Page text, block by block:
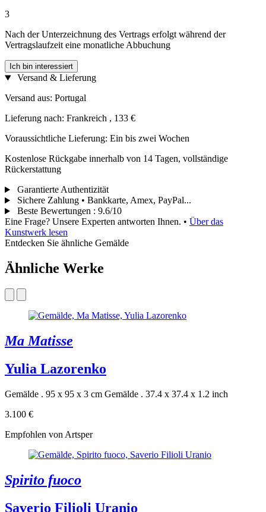
3
Nach der Unterzeichnung des Vertrags erfolgt während der
Vertragslaufzeit eine monatliche Abbuchung
Ich bin interessiert
Versand & Lieferung
Versand aus: Portugal
Lieferung nach: Frankreich , 133 €
Voraussichtliche Lieferung: Ein bis zwei Wochen
Kostenlose Rückgabe innerhalb von 14 Tagen, vollständige
Rückerstattung
Garantierte Authentizität
Sichere Zahlung • Bankkarte, Amex, PayPal...
Beste Bewertungen : 9.6/10
Eine Frage? Unsere Experten antworten Ihnen. • Über das
Kunstwerk lesen
Entdecken Sie ähnliche Gemälde
Ähnliche Werke
Ma Matisse
Yulia Lazorenko
Gemälde . 95 x 95 x 3 cm Gemälde . 37.4 x 37.4 x 1.2 inch
3.100 €
Empfohlen von Artsper
Spirito fuoco
Saverio Filioli Uranio